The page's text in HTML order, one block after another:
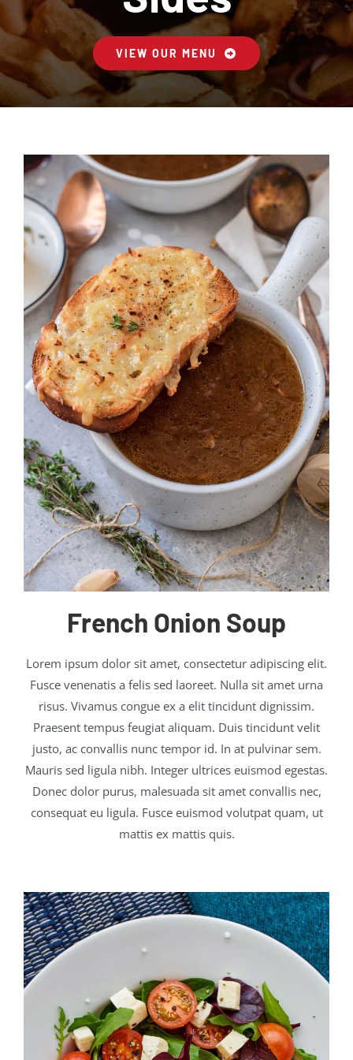
Contactez-Nous
Panier
VIEW OUR MENU
French Onion Soup
Lorem ipsum dolor sit amet, consectetur adipiscing elit.
Fusce venenatis a felis sed laoreet. Nulla sit amet urna
risus. Vivamus congue ex a elit tincidunt dignissim.
Praesent tempus feugiat aliquam. Duis tincidunt velit
justo, ac convallis nunc tempor id. In at pulvinar sem.
Mauris sed ligula nibh. Integer ultrices euismod egestas.
Donec dolor purus, malesuada sit amet convallis nec,
consequat eu ligula. Fusce euismod volutpat quam, ut
mattis ex mattis quis.